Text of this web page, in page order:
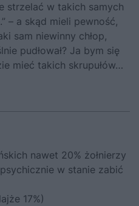
strzelać w takich samych
– a skąd mieli pewność,
sam niewinny chłop,
pudłował? Ja bym się
mieć takich skrupułów…
nawet 20% żołnierzy
w stanie zabić
17%)